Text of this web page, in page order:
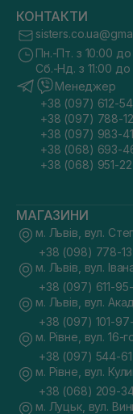
КОНТАКТИ
Пн.-Пт. з 10:00 до
Сб.-Нд. з 11:00 до
Менеджер
+38 (097) 612-
+38 (097) 788-
+38 (097) 983-
+38 (068) 693-
+38 (068) 951-
МАГАЗИНИ
м. Львів, вул.
+38 (098) 778-
м. Львів, вул.
+38 (097) 611-
м. Львів, вул.
+38 (097) 101-
м. Рівне, вул. 16-
+38 (097) 544-
м. Рівне, вул.
+38 (068) 209-
м. Луцьк, вул.